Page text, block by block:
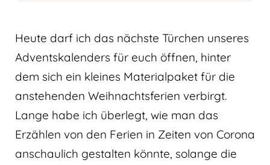
Heute darf ich das nächste Türchen unseres
Adventskalenders für euch öffnen, hinter
dem sich ein kleines Materialpaket für die
anstehenden Weihnachtsferien verbirgt.
Lange habe ich überlegt, wie man das
Erzählen von den Ferien in Zeiten von Corona
anschaulich gestalten könnte, solange die